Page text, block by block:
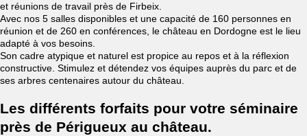
et réunions de travail près de Firbeix.
Avec nos 5 salles disponibles et une capacité de 160 personnes en
réunion et de 260 en conférences, le château en Dordogne est le lieu
adapté à vos besoins.
Son cadre atypique et naturel est propice au repos et à la réflexion
constructive. Stimulez et détendez vos équipes auprès du parc et de
ses arbres centenaires autour du château.
Les différents forfaits pour votre séminaire
près de Périgueux au château.